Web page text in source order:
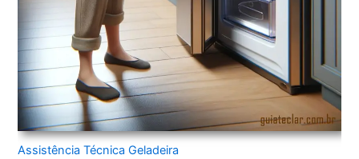
Assistência Técnica Geladeira